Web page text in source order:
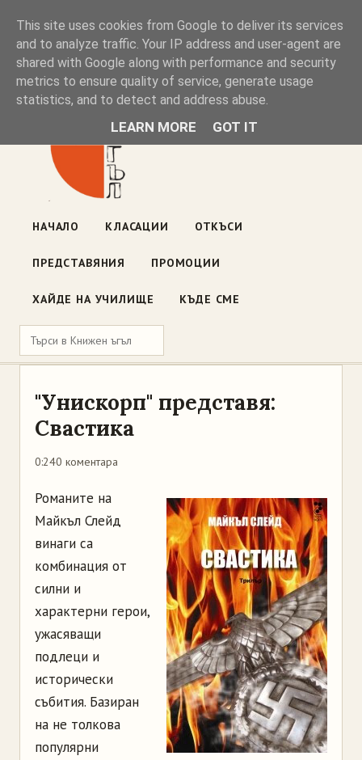
Книжен ъгъл
Блог на книжарницата — класации, откъси, нови книги
ул. „Оборище" 117, София· пон–пет 10:00–19:00 ·
НАЧАЛО КЛАСАЦИИ ОТКЪСИ
ПРЕДСТАВЯНИЯ ПРОМОЦИИ
ХАЙДЕ НА УЧИЛИЩЕ КЪДЕ СМЕ
"Унискорп" представя:
Свастика
0:240 коментара
Романите на
Майкъл Слейд
винаги са
комбинация от
силни и
характерни герои,
ужасяващи
подлеци и
исторически
събития. Базиран
на не толкова
популярни
This site uses cookies from Google to deliver its services
and to analyze traffic. Your IP address and user-agent are
shared with Google along with performance and security
metrics to ensure quality of service, generate usage
statistics, and to detect and address abuse.
LEARN MORE GOT IT